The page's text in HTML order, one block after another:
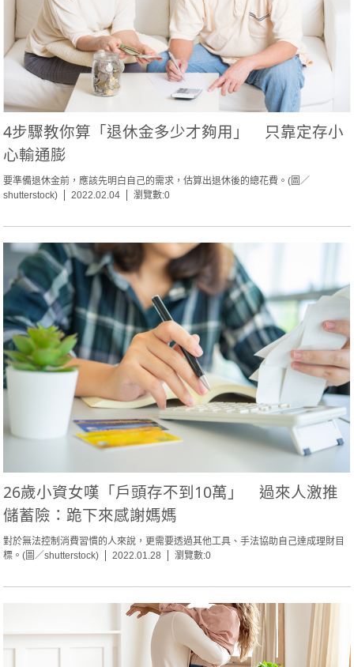
4步驟教你算「退休金多少才夠用」 只靠定存小
心輸通膨
要準備退休金前，應該先明白自己的需求，估算出退休後的總花費。(圖／
shutterstock)
2022.02.04 瀏覽數:0
26歲小資女嘆「戶頭存不到10萬」 過來人激推
儲蓄險：跪下來感謝媽媽
對於無法控制消費習慣的人來說，更需要透過其他工具、手法協助自己達成理財目
標。(圖／shutterstock)
2022.01.28 瀏覽數:0